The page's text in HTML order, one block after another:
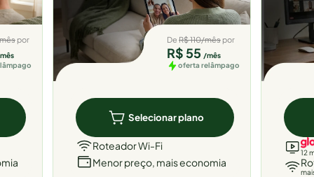
por De R$ 110/mês por
R$ 55 /mês
oferta relâmpago
Selecionar plano
Roteador Wi-Fi
Menor preço, mais economia
12